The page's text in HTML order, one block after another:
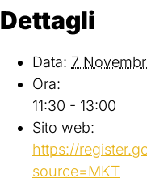
Dettagli
Data: 7
Ora:
11:30 - 13:00
Sito web:
https://
source=MKT